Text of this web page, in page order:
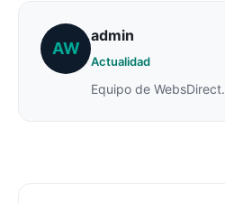
AW
admin
Actualidad
Equipo de WebsDirect.